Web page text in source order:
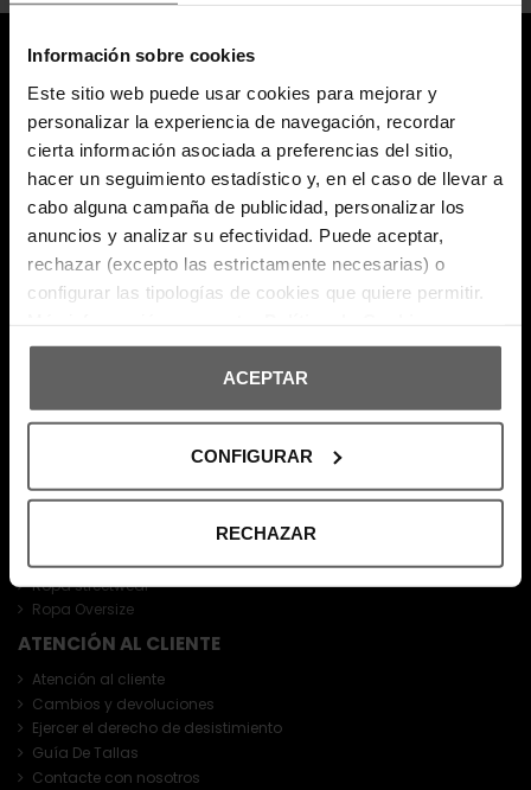
Información sobre cookies
Este sitio web puede usar cookies para mejorar y
personalizar la experiencia de navegación, recordar
cierta información asociada a preferencias del sitio,
hacer un seguimiento estadístico y, en el caso de llevar a
cabo alguna campaña de publicidad, personalizar los
anuncios y analizar su efectividad. Puede aceptar,
rechazar (excepto las estrictamente necesarias) o
configurar las tipologías de cookies que quiere permitir.
ACEPTAR
CONFIGURAR
RECHAZAR
PRODUCTOS
Rebajas
Ropa de marca barata
Ropa streetwear
Ropa Oversize
ATENCIÓN AL CLIENTE
Atención al cliente
Cambios y devoluciones
Ejercer el derecho de desistimiento
Guía De Tallas
Contacte con nosotros
696 308 086